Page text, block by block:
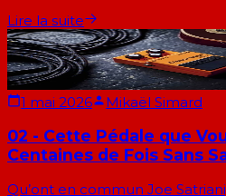
Lire la suite
1 mai 2026 Mikaël Simard
02 - Cette Pédale que
Centaines de Fois Sans
Qu’ont en commun Joe